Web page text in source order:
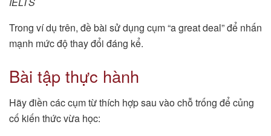
Trong ví dụ trên, đề bài sử dụng cụm “a great deal” để nhấn
mạnh mức độ thay đổi đáng kể.
Bài tập thực hành
Hãy điền các cụm từ thích hợp sau vào chỗ trống để củng
cố kiến thức vừa học: